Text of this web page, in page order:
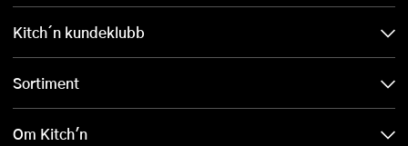
Kitch´n kundeklubb
Sortiment
Om Kitch'n